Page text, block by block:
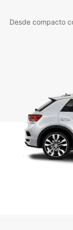
Desde compacto